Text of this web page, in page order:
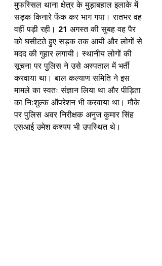
मुफस्सिल थाना क्षेत्र के मुड़ाबहाल इलाके में
सड़क किनारे फेंक कर भाग गया। रातभर वह
वहीं पड़ी रही। 21 अगस्त की सुबह वह पैर
को घसीटते हुए सड़क तक आयी और लोगों से
मदद की गुहार लगायी। स्थानीय लोगों की
सूचना पर पुलिस ने उसे अस्पताल में भर्ती
करवाया था। बाल कल्याण समिति ने इस
मामले का स्वतः संज्ञान लिया था और पीड़िता
का निःशुल्क ऑपरेशन भी करवाया था। मौके
पर पुलिस अवर निरीक्षक अनुज कुमार सिंह
एसआई उमेश कश्यप भी उपस्थित थे।